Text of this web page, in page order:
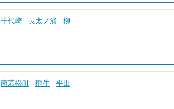
千代崎 長太ノ浦 柳
南若松町 稲生 平田